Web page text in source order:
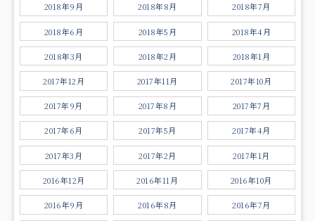
2018年9月 2018年8月 2018年7月
2018年6月 2018年5月 2018年4月
2018年3月 2018年2月 2018年1月
2017年12月 2017年11月 2017年10月
2017年9月 2017年8月 2017年7月
2017年6月 2017年5月 2017年4月
2017年3月 2017年2月 2017年1月
2016年12月 2016年11月 2016年10月
2016年9月 2016年8月 2016年7月